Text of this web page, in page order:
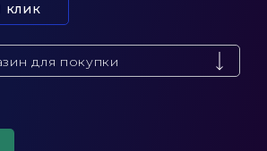
клик
для покупки